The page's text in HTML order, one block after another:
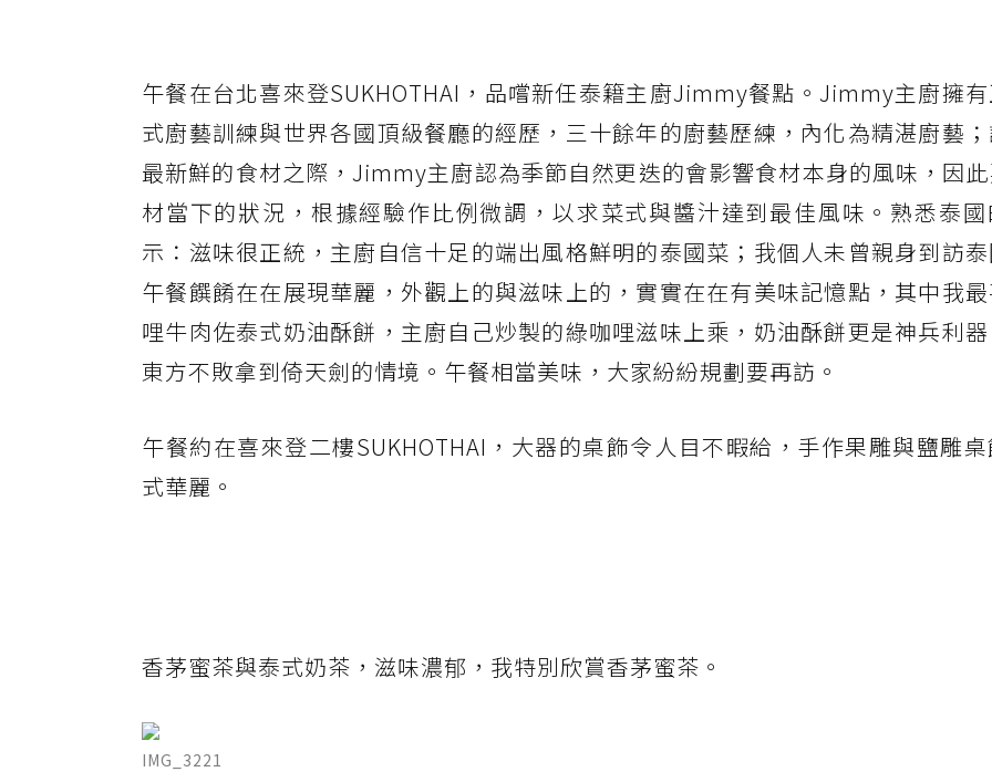
午餐在台北喜來登SUKHOTHAI，品嚐新任泰籍主廚Jimmy餐點。Jimmy主廚擁
式廚藝訓練與世界各國頂級餐廳的經歷，三十餘年的廚藝歷練，內化為精湛廚藝
最新鮮的食材之際，Jimmy主廚認為季節自然更迭的會影響食材本身的風味，因
材當下的狀況，根據經驗作比例微調，以求菜式與醬汁達到最佳風味。熟悉泰
示：滋味很正統，主廚自信十足的端出風格鮮明的泰國菜；我個人未曾親身到訪
午餐饌餚在在展現華麗，外觀上的與滋味上的，實實在在有美味記憶點，其中我
哩牛肉佐泰式奶油酥餅，主廚自己炒製的綠咖哩滋味上乘，奶油酥餅更是神兵利
東方不敗拿到倚天劍的情境。午餐相當美味，大家紛紛規劃要再訪。
午餐約在喜來登二樓SUKHOTHAI，大器的桌飾令人目不暇給，手作果雕與鹽雕
式華麗。
香茅蜜茶與泰式奶茶，滋味濃郁，我特別欣賞香茅蜜茶。
IMG_3221